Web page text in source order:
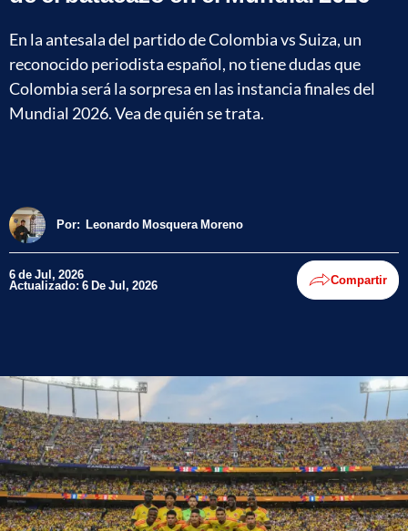
En la antesala del partido de Colombia vs Suiza, un
reconocido periodista español, no tiene dudas que
Colombia será la sorpresa en las instancia finales del
Mundial 2026. Vea de quién se trata.
Por: Leonardo Mosquera Moreno
6 de Jul, 2026
Actualizado: 6 De Jul, 2026 Compartir